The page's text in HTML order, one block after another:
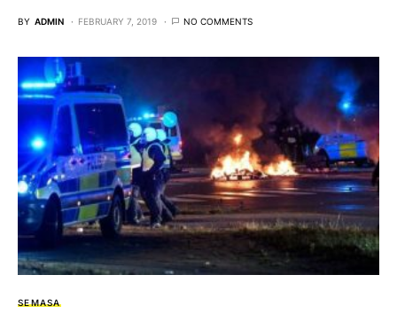
BY ADMIN FEBRUARY 7, 2019 NO COMMENTS
SEMASA